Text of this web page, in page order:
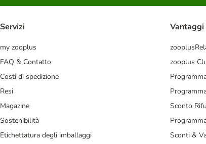
Servizi
my zooplus
FAQ & Contatto
Costi di spedizione
Resi
Magazine
Sostenibilità
Etichettatura degli imballaggi
Vantaggi
zooplus
Sconto
Sconti &